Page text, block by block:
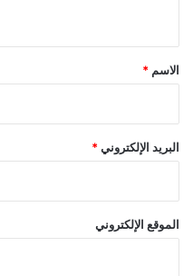
*
الاسم *
البريد الإلكتروني*
الموقع الإلكتروني